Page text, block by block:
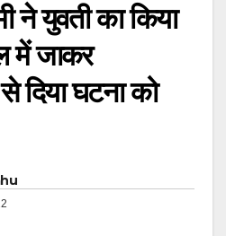
ने युवती का किया
में जाकर
दिया घटना को